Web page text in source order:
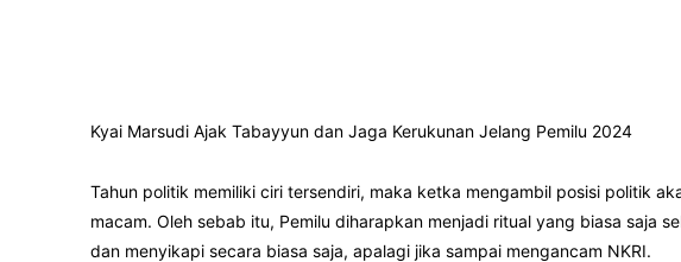
Kyai Marsudi Ajak Tabayyun dan Jaga Kerukunan Jelang Pemilu 2024
Tahun politik memiliki ciri tersendiri, maka ketka mengambil posisi politik
macam. Oleh sebab itu, Pemilu diharapkan menjadi ritual yang biasa saja
dan menyikapi secara biasa saja, apalagi jika sampai mengancam NKRI.